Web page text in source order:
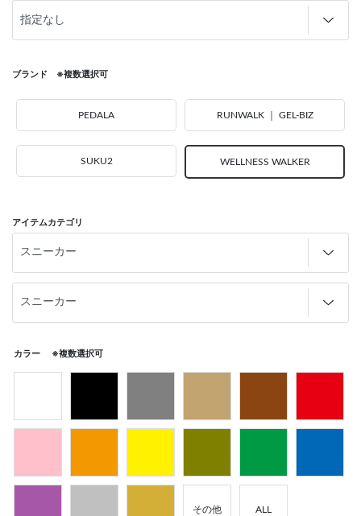
ブランド ※複数選択可
PEDALA RUNWALK ｜ GEL-BIZ
SUKU2 WELLNESS WALKER
アイテムカテゴリ
カラー ※複数選択可
その他 ALL